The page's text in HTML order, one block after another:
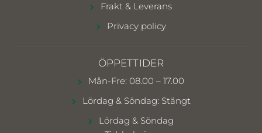
Frakt & Leverans
Privacy policy
ÖPPETTIDER
Mån-Fre: 08.00 – 17.00
Lördag & Söndag: Stängt
Lördag & Söndag